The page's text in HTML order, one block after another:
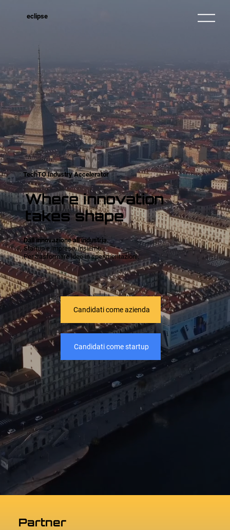
eclipse
TechTO Industry Accelerator
Where innovation
takes shape​
Dall’innovazione all’industria.
Startup e imprese, insieme.
Per trasformare idee in sperimentazioni.
Candidati come azienda
Candidati come startup
Partner